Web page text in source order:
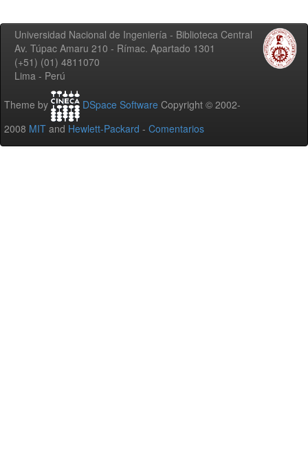
Universidad Nacional de Ingeniería - Biblioteca Central
Av. Túpac Amaru 210 - Rímac. Apartado 1301
(+51) (01) 4811070
Lima - Perú
Theme by DSpace Software Copyright © 2002-
2008 MIT and Hewlett-Packard - Comentarios